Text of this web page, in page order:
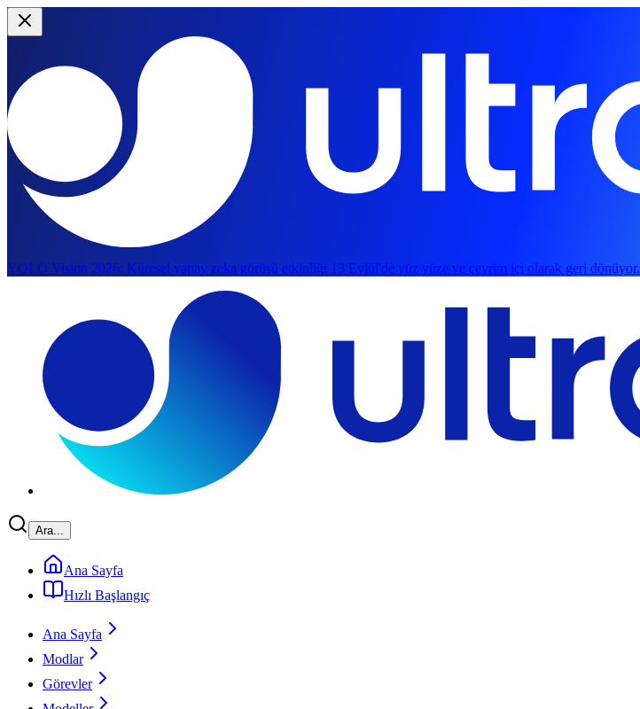
YOLO Vision 2026: Küresel yapay zeka görüşü etkinliği 13 Eylül'de yüz yüze ve çevrim içi olarak geri dönüyor.
Ara...
Ana Sayfa
Hızlı Başlangıç
Ana Sayfa
Modlar
Görevler